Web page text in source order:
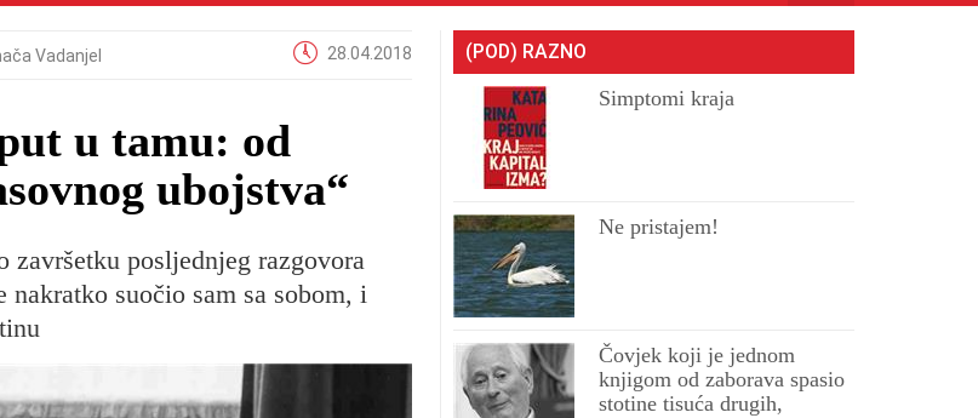
Vadanjel 28.04.2018
u tamu: od
ubojstva“
završetku posljednjeg razgovora
suočio sam sa sobom, i
(POD) RAZNO
Simptomi kraja
Ne pristajem!
Čovjek koji je jednom
knjigom od zaborava spasio
stotine tisuća drugih,